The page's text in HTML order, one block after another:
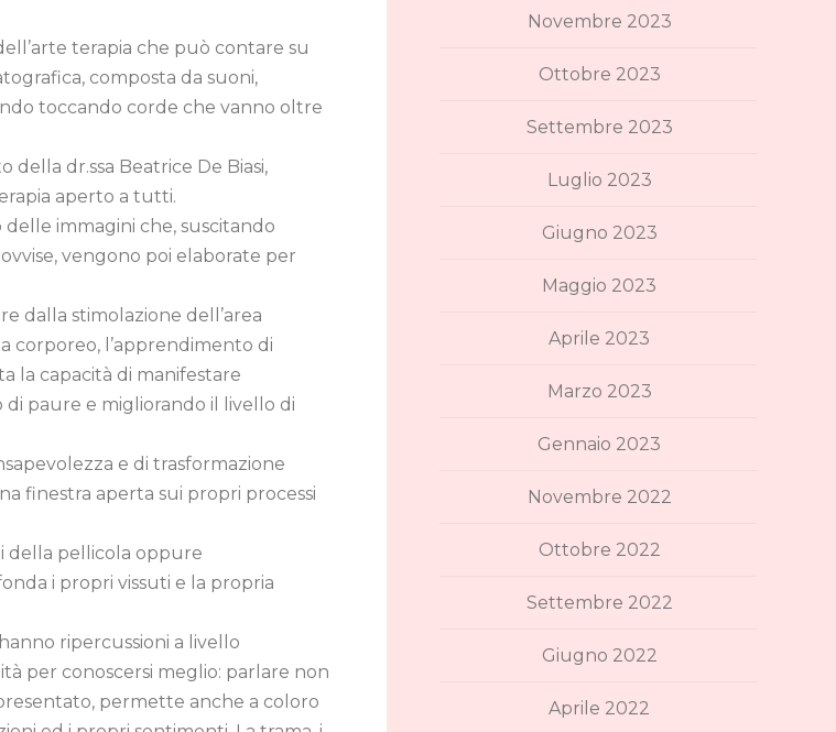
terapia che può contare su
composta da suoni,
toccando corde che vanno oltre
della dr.ssa Beatrice De Biasi,
aperto a tutti.
delle immagini che, suscitando
vengono poi elaborate per
dalla stimolazione dell’area
corporeo, l’apprendimento di
la capacità di manifestare
paure e migliorando il livello di
e di trasformazione
finestra aperta sui propri processi
della pellicola oppure
i propri vissuti e la propria
ripercussioni a livello
per conoscersi meglio: parlare non
permette anche a coloro
Novembre 2023
Ottobre 2023
Settembre 2023
Luglio 2023
Giugno 2023
Maggio 2023
Aprile 2023
Marzo 2023
Gennaio 2023
Novembre 2022
Ottobre 2022
Settembre 2022
Giugno 2022
Aprile 2022